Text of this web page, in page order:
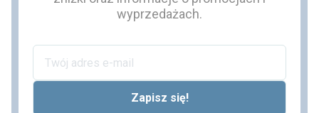
wyprzedażach.